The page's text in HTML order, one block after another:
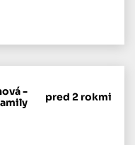
-
pred 2 rokmi